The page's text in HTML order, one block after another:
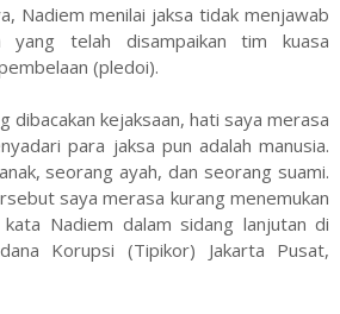
Nadiem menilai jaksa tidak menjawab
yang telah disampaikan tim kuasa
(pledoi).
dibacakan kejaksaan, hati saya merasa
para jaksa pun adalah manusia.
seorang ayah, dan seorang suami.
saya merasa kurang menemukan
Nadiem dalam sidang lanjutan di
Korupsi (Tipikor) Jakarta Pusat,